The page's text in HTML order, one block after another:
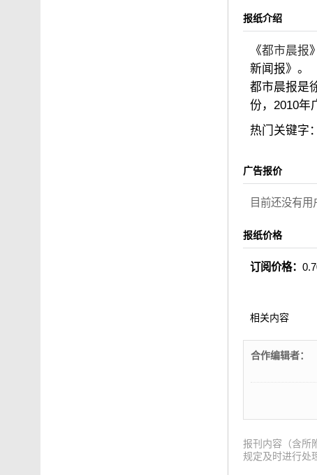
报纸介绍
《都市晨报
新闻报》。
都市晨报是
份，2010年
热门关键字
广告报价
目前还没有用
报纸价格
订阅价格：
相关内容
合作编辑者：
报刊内容（含所
规定及时进行处